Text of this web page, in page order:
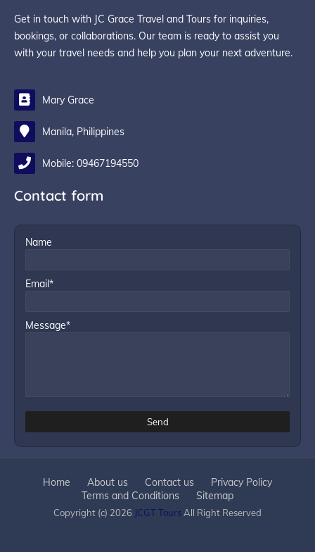
Get in touch with JC Grace Travel and Tours for inquiries,
bookings, or collaborations. Our team is ready to assist you
with your travel needs and help you plan your next adventure.
Mary Grace
Manila, Philippines
Mobile: 09467194550
Contact form
Name
Email*
Message*
Home About us Contact us
Privacy Policy
Terms and Conditions
Sitemap
Copyright (c) 2026 JCGT Tours All Right Reserved